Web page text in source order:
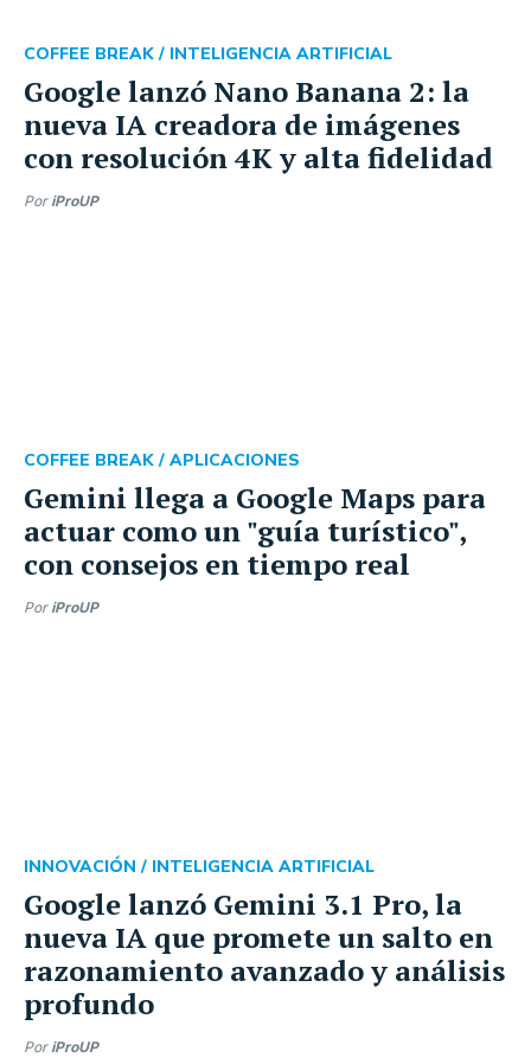
Google lanzó Nano Banana 2: la
nueva IA creadora de imágenes
con resolución 4K y alta fidelidad
COFFEE BREAK / INTELIGENCIA ARTIFICIAL
Por iProUP
Gemini llega a Google Maps para
actuar como un "guía turístico",
con consejos en tiempo real
COFFEE BREAK / APLICACIONES
Por iProUP
Google lanzó Gemini 3.1 Pro, la
nueva IA que promete un salto en
razonamiento avanzado y análisis
profundo
INNOVACIÓN / INTELIGENCIA ARTIFICIAL
Por iProUP